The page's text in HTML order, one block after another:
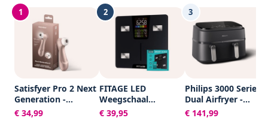
1
Satisfyer Pro 2 Next
Generation -
Luchtdrukvibrator
met 11
€ 34,99
2
FITAGE LED
Weegschaal
Personenweegschaal
Digitaal - Slimme
€ 39,95
3
Philips 3000 Series
Dual Airfryer -
NA351/00 - Dubbele
Mand - 9L - Tot 6
€ 141,99